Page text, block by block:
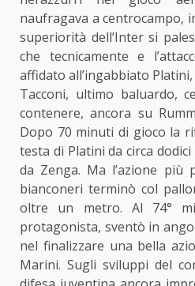
naufragava a centrocampo,
superiorità dell’Inter si
che tecnicamente e
affidato all’ingabbiato
Tacconi, ultimo baluardo,
contenere, ancora su
Dopo 70 minuti di gioco la
testa di Platini da circa
da Zenga. Ma l’azione più
bianconeri terminò col
oltre un metro. Al 74°
protagonista, sventò in
nel finalizzare una bella
Marini. Sugli sviluppi del